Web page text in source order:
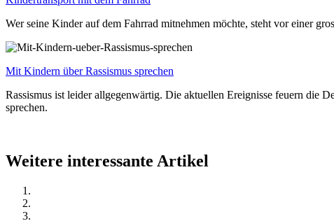
Wer seine Kinder auf dem Fahrrad mitnehmen möchte, steht vor einer
Mit Kindern über Rassismus sprechen
Rassismus ist leider allgegenwärtig. Die aktuellen Ereignisse feuern die
sprechen.
Weitere interessante Artikel